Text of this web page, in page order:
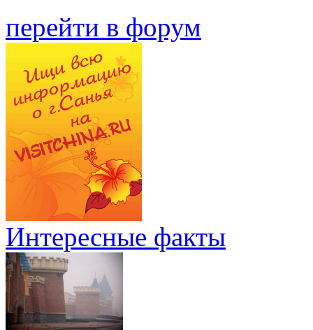
перейти в форум
Интересные факты